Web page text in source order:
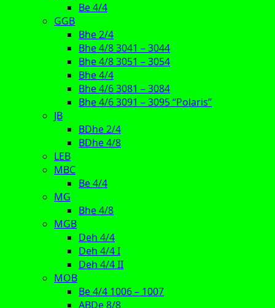
Be 4/4
GGB
Bhe 2/4
Bhe 4/8 3041 – 3044
Bhe 4/8 3051 – 3054
Bhe 4/4
Bhe 4/6 3081 – 3084
Bhe 4/6 3091 – 3095 “Polaris”
JB
BDhe 2/4
BDhe 4/8
LEB
MBC
Be 4/4
MG
Bhe 4/8
MGB
Deh 4/4
Deh 4/4 I
Deh 4/4 II
MOB
Be 4/4 1006 – 1007
ABDe 8/8